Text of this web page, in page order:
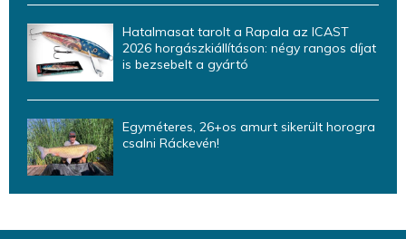
Hatalmasat tarolt a Rapala az ICAST
2026 horgászkiállításon: négy rangos díjat
is bezsebelt a gyártó
Egyméteres, 26+os amurt sikerült horogra
csalni Ráckevén!